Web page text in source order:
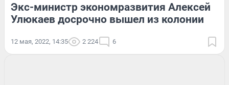
Экс-министр экономразвития Алексей
Улюкаев досрочно вышел из колонии
12 мая, 2022, 14:35 2 224 6